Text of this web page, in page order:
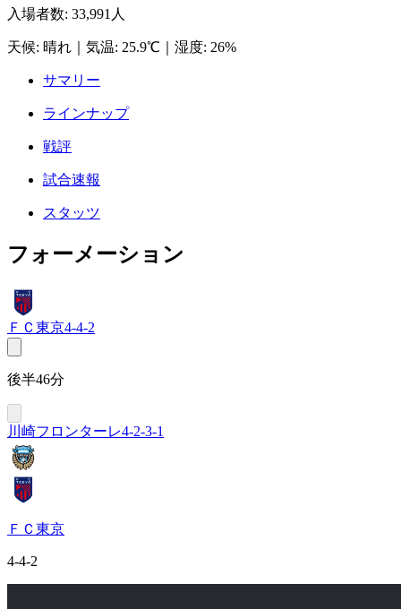
入場者数: 33,991人
天候: 晴れ 気温: 25.9℃ 湿度: 26%
サマリー
ラインナップ
戦評
試合速報
スタッツ
フォーメーション
ＦＣ東京4-4-2
後半46分
川崎フロンターレ4-2-3-1
ＦＣ東京
4-4-2